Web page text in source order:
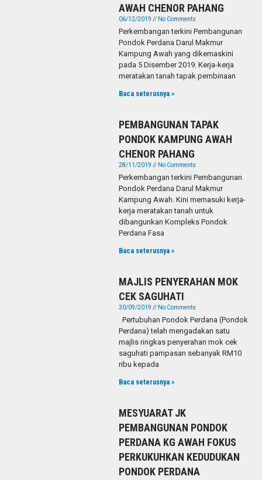
AWAH CHENOR PAHANG
06/12/2019 No Comments
Perkembangan terkini Pembangunan
Pondok Perdana Darul Makmur
Kampung Awah yang dikemaskini
pada 5 Disember 2019. Kerja-kerja
meratakan tanah tapak pembinaan
Baca seterusnya »
PEMBANGUNAN TAPAK
PONDOK KAMPUNG AWAH
CHENOR PAHANG
28/11/2019 No Comments
Perkembangan terkini Pembangunan
Pondok Perdana Darul Makmur
Kampung Awah. Kini memasuki kerja-
kerja meratakan tanah untuk
dibangunkan Kompleks Pondok
Perdana Fasa
Baca seterusnya »
MAJLIS PENYERAHAN MOK
CEK SAGUHATI
30/09/2019 No Comments
Pertubuhan Pondok Perdana (Pondok
Perdana) telah mengadakan satu
majlis ringkas penyerahan mok cek
saguhati pampasan sebanyak RM10
ribu kepada
Baca seterusnya »
MESYUARAT JK
PEMBANGUNAN PONDOK
PERDANA KG AWAH FOKUS
PERKUKUHKAN KEDUDUKAN
PONDOK PERDANA